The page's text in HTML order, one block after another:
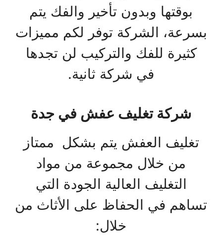
بوقتها وبدون تأخير والفك يتم
بسرعة، الشركة توفر لكم مميزات
كثيرة للفك والتركيب لن تجدها
في شركة ثانية.
شركة تغليف عفش في جدة
تغليف العفش يتم بشكل ممتاز
من خلال مجموعة من مواد
التغليف العالية الجودة التي
تساهم في الحفاظ على الأثاث من
خلال: